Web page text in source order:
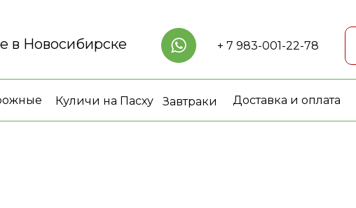
+ 7 983-001-22-78
Доставка и оплата
в Новосибирске
Куличи на Пасху Завтраки